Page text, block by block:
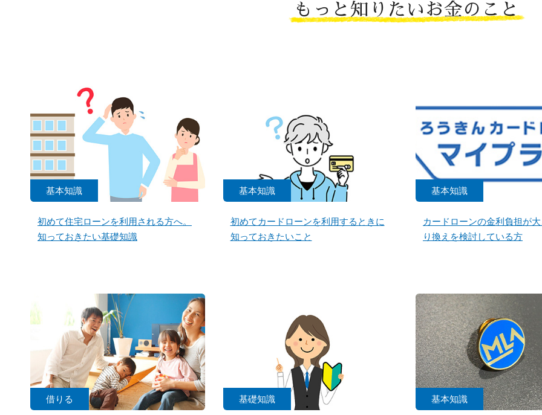
もっと知りたいお金のこと
基本知識
初めて住宅ローンを利用される方へ。
知っておきたい基礎知識
基本知識
初めてカードローンを利用するときに
知っておきたいこと
基本知識
カードローンの金利負担が
り換えを検討している方
借りる 基礎知識 基本知識